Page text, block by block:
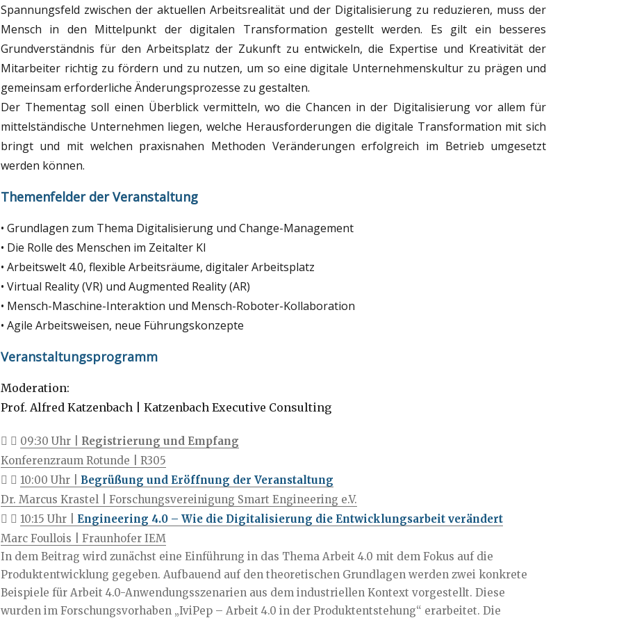
Spannungsfeld zwischen der aktuellen Arbeitsrealität und der Digitalisierung zu reduzieren, muss der
Mensch in den Mittelpunkt der digitalen Transformation gestellt werden. Es gilt ein besseres
Grundverständnis für den Arbeitsplatz der Zukunft zu entwickeln, die Expertise und Kreativität der
Mitarbeiter richtig zu fördern und zu nutzen, um so eine digitale Unternehmenskultur zu prägen und
gemeinsam erforderliche Änderungsprozesse zu gestalten.
Der Thementag soll einen Überblick vermitteln, wo die Chancen in der Digitalisierung vor allem für
mittelständische Unternehmen liegen, welche Herausforderungen die digitale Transformation mit sich
bringt und mit welchen praxisnahen Methoden Veränderungen erfolgreich im Betrieb umgesetzt
werden können.
Themenfelder der Veranstaltung
• Grundlagen zum Thema Digitalisierung und Change-Management
• Die Rolle des Menschen im Zeitalter KI
• Arbeitswelt 4.0, flexible Arbeitsräume, digitaler Arbeitsplatz
• Virtual Reality (VR) und Augmented Reality (AR)
• Mensch-Maschine-Interaktion und Mensch-Roboter-Kollaboration
• Agile Arbeitsweisen, neue Führungskonzepte
Veranstaltungsprogramm
Moderation:
Prof. Alfred Katzenbach | Katzenbach Executive Consulting
09:30 Uhr | Registrierung und Empfang
Konferenzraum Rotunde | R305
10:00 Uhr | Begrüßung und Eröffnung der Veranstaltung
Dr. Marcus Krastel | Forschungsvereinigung Smart Engineering e.V.
10:15 Uhr | Engineering 4.0 – Wie die Digitalisierung die Entwicklungsarbeit verändert
Marc Foullois | Fraunhofer IEM
In dem Beitrag wird zunächst eine Einführung in das Thema Arbeit 4.0 mit dem Fokus auf die
Produktentwicklung gegeben. Aufbauend auf den theoretischen Grundlagen werden zwei konkrete
Beispiele für Arbeit 4.0-Anwendungsszenarien aus dem industriellen Kontext vorgestellt. Diese
wurden im Forschungsvorhaben „IviPep – Arbeit 4.0 in der Produktentstehung“ erarbeitet. Die